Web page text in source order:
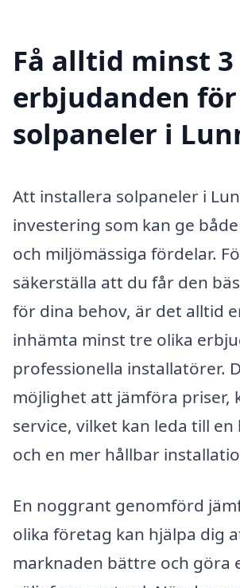
Få alltid minst 3
erbjudanden för
solpaneler i
Att installera solpaneler i
investering som kan ge
och miljömässiga fördelar.
säkerställa att du får den
för dina behov, är det alltid
inhämta minst tre olika
professionella installatörer.
möjlighet att jämföra priser,
service, vilket kan leda till
och en mer hållbar
En noggrant genomförd
olika företag kan hjälpa dig
marknaden bättre och göra